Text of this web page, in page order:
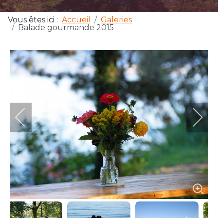
Vous êtes ici : Accueil
Galeries
Balade gourmande 2015